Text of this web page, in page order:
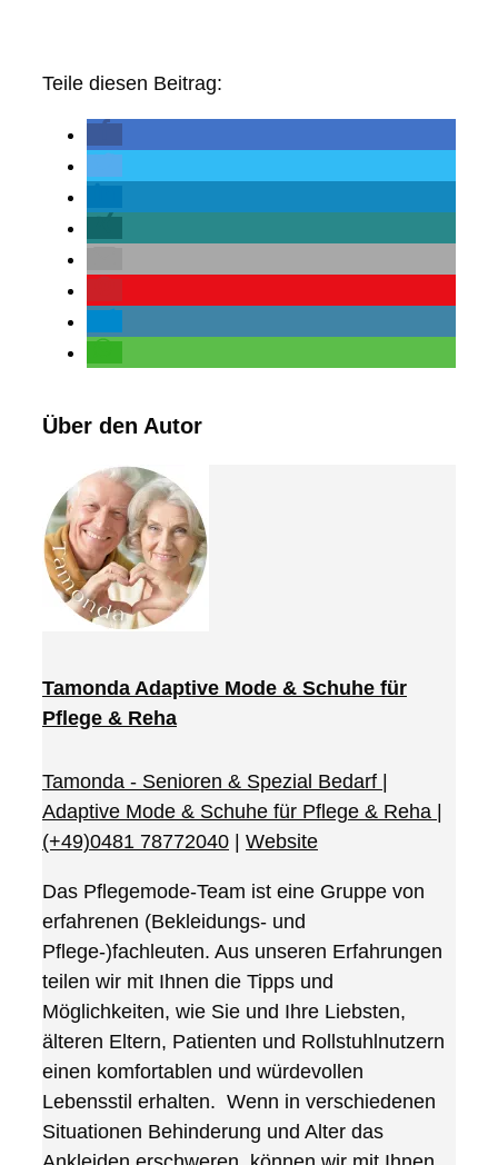
Teile diesen Beitrag:
Über den Autor
Tamonda Adaptive Mode & Schuhe für
Pflege & Reha
Tamonda - Senioren & Spezial Bedarf |
Adaptive Mode & Schuhe für Pflege & Reha |
(+49)0481 78772040 | Website
Das Pflegemode-Team ist eine Gruppe von
erfahrenen (Bekleidungs- und
Pflege-)fachleuten. Aus unseren Erfahrungen
teilen wir mit Ihnen die Tipps und
Möglichkeiten, wie Sie und Ihre Liebsten,
älteren Eltern, Patienten und Rollstuhlnutzern
einen komfortablen und würdevollen
Lebensstil erhalten. Wenn in verschiedenen
Situationen Behinderung und Alter das